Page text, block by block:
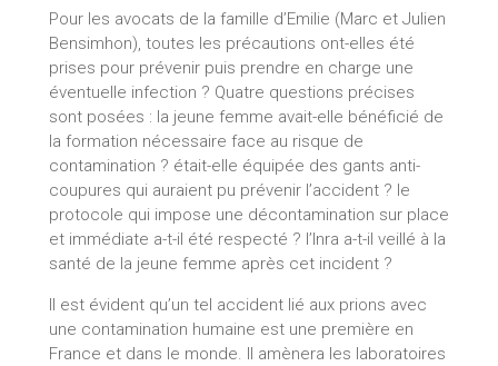
Pour les avocats de la famille d’Emilie (Marc et Julien
Bensimhon), toutes les précautions ont-elles été
prises pour prévenir puis prendre en charge une
éventuelle infection ? Quatre questions précises
sont posées : la jeune femme avait-elle bénéficié de
la formation nécessaire face au risque de
contamination ? était-elle équipée des gants anti-
coupures qui auraient pu prévenir l’accident ? le
protocole qui impose une décontamination sur place
et immédiate a-t-il été respecté ? l’Inra a-t-il veillé à la
santé de la jeune femme après cet incident ?
Il est évident qu’un tel accident lié aux prions avec
une contamination humaine est une première en
France et dans le monde. Il amènera les laboratoires